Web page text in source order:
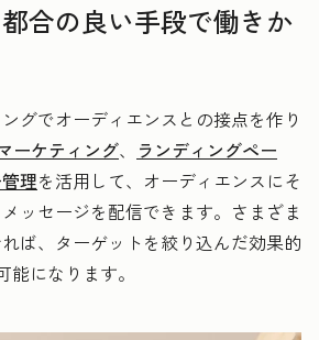
合の良い手段で働きか
グでオーディエンスとの接点を作り
ーケティング、 ランディングペー
理を活用して、オーディエンスにそ
ッセージを配信できます。さまざま
ば、ターゲットを絞り込んだ効果的
能になります。